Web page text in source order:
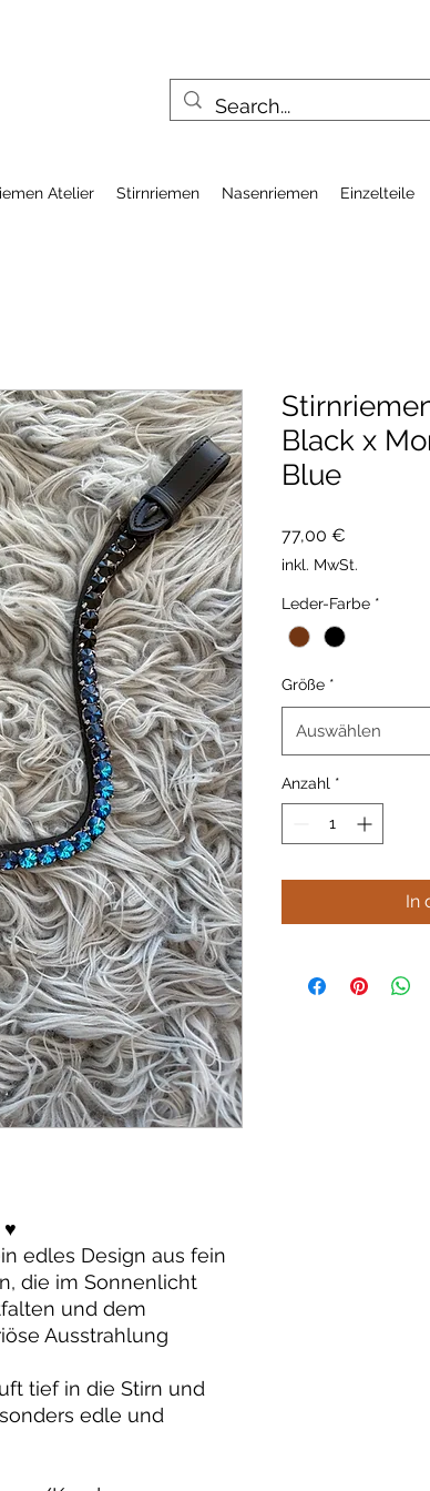
Atelier Stirnriemen Nasenriemen Einzelteile
edles Design aus fein
die im Sonnenlicht
und dem
Ausstrahlung
tief in die Stirn und
edle und
Black x
Blue
77,00 €
inkl. MwSt.
Leder-Farbe *
Größe *
Auswählen
Anzahl *
In